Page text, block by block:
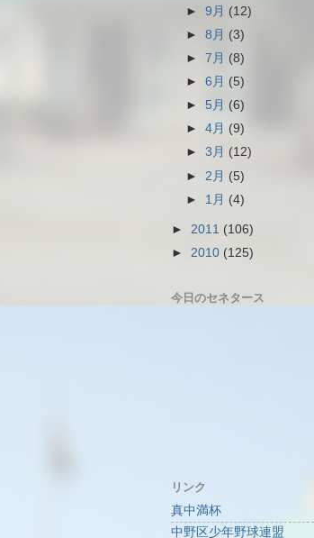
►9月 (12)
►8月 (3)
►7月 (8)
►6月 (5)
► 5月 (6)
►4月 (9)
►3月 (12)
► 2月 (5)
► 1月 (4)
► 2011 (106)
► 2010 (125)
今日のセネタース
リンク
真中満杯
中野区少年野球連盟